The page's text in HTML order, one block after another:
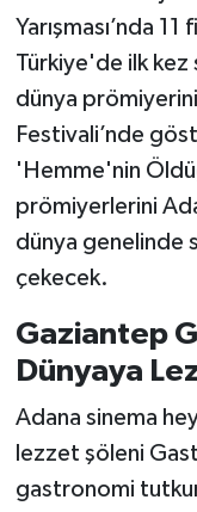
Yarışması’nda
Türkiye'de ilk kez
dünya
Festivali’nde
'Hemme'nin
prömiyerlerini
dünya genelinde
çekecek.
Gaziantep
Dünyaya
Adana sinema
lezzet şöleni
gastronomi